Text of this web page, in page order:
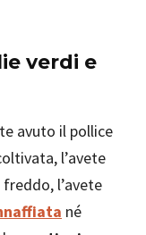
verdi e
avuto il pollice
l’avete
l’avete
né